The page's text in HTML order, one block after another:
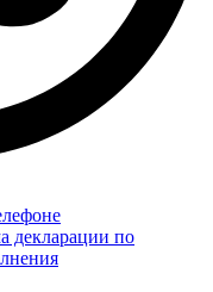
декларации по